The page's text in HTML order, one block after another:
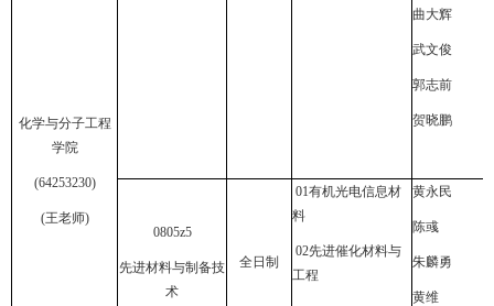
化学与分子工程
学院
(64253230)
(王老师)
曲大辉
武文俊
郭志前
贺晓鹏
0805z5
先进材料与制备技
术
全日制
01有机光电信息材
料
02先进催化材料与
工程
黄永民
陈彧
朱麟勇
黄维